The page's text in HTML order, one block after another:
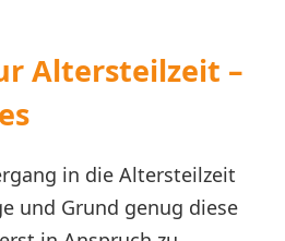
Altersteilzeit –
in die Altersteilzeit
und Grund genug diese